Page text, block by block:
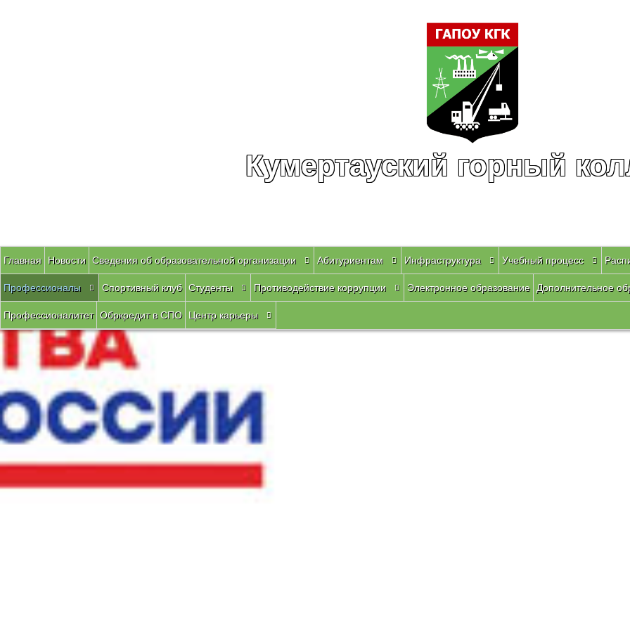
Кумертауский горный
Главная Новости Сведения об образовательной организации Абитуриентам Инфраструктура Учебный процесс
Профессионалы Спортивный клуб Студенты Противодействие коррупции Электронное образование Дополнительное
Профессионалитет Обркредит в СПО Центр карьеры
Вы здесь: Главная Профессионалы
Подготовительный день С-1 по демонстрационному экзамену
8 июня 2024 года
в группе 1ТЭР-20 подготовительный день С-1 по демонстрационному экзамену в ЦПДЭ на базе Авиационного
эксплуатация и обслуживание электрического и электромеханического оборудования (по отраслям).
Давайте пожелаем нашим студентам удачи!